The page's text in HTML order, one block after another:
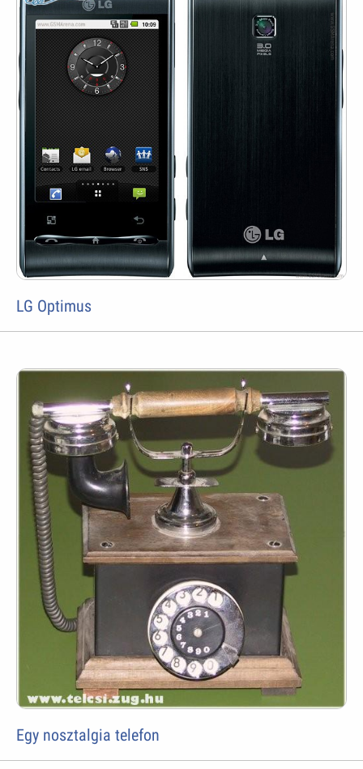
LG Optimus
Egy nosztalgia telefon